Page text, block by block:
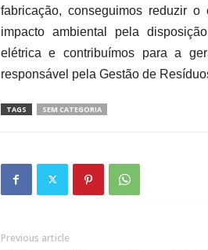
fabricação, conseguimos reduzir
impacto ambiental pela
elétrica e contribuímos para a
responsável pela Gestão de
TAGS SEM CATEGORIA
Previous article